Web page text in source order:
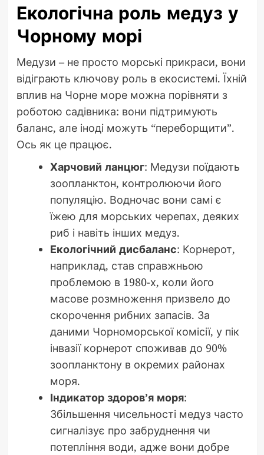
Екологічна роль медуз у
Чорному морі
Медузи – не просто морські прикраси, вони
відіграють ключову роль в екосистемі. Їхній
вплив на Чорне море можна порівняти з
роботою садівника: вони підтримують
баланс, але іноді можуть “переборщити”.
Ось як це працює.
Харчовий ланцюг: Медузи поїдають
зоопланктон, контролюючи його
популяцію. Водночас вони самі є
їжею для морських черепах, деяких
риб і навіть інших медуз.
Екологічний дисбаланс: Корнерот,
наприклад, став справжньою
проблемою в 1980-х, коли його
масове розмноження призвело до
скорочення рибних запасів. За
даними Чорноморської комісії, у пік
інвазії корнерот споживав до 90%
зоопланктону в окремих районах
моря.
Індикатор здоров’я моря:
Збільшення чисельності медуз часто
сигналізує про забруднення чи
потепління води, адже вони добре